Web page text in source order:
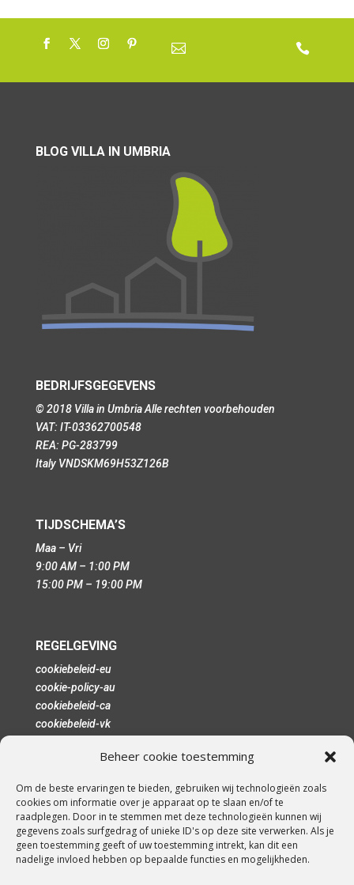
Beheer cookie toestemming
Om de beste ervaringen te bieden, gebruiken wij technologieën zoals
cookies om informatie over je apparaat op te slaan en/of te
raadplegen. Door in te stemmen met deze technologieën kunnen wij
gegevens zoals surfgedrag of unieke ID's op deze site verwerken. Als je
geen toestemming geeft of uw toestemming intrekt, kan dit een
nadelige invloed hebben op bepaalde functies en mogelijkheden.
 
BLOG VILLA IN UMBRIA
BEDRIJFSGEGEVENS
© 2018 Villa in Umbria Alle rechten voorbehouden
VAT: IT-03362700548
REA: PG-283799
Italy VNDSKM69H53Z126B
TIJDSCHEMA’S
Maa – Vri
9:00 AM – 1:00 PM
15:00 PM – 19:00 PM
REGELGEVING
cookiebeleid-eu
cookie-policy-au
cookiebeleid-ca
cookiebeleid-vk
privacyverklaring-eu
privacyverklaring-au
privacyverklaring-ca
privacyverklaring-vs
privacyverklaring-vk